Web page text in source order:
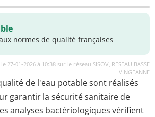
normes de qualité françaises
27-01-2026 à 10:38 sur le réseau SISOV, RESEAU BASSE
VINGEANNE
de l'eau potable sont réalisés
garantir la sécurité sanitaire de
analyses bactériologiques vérifient